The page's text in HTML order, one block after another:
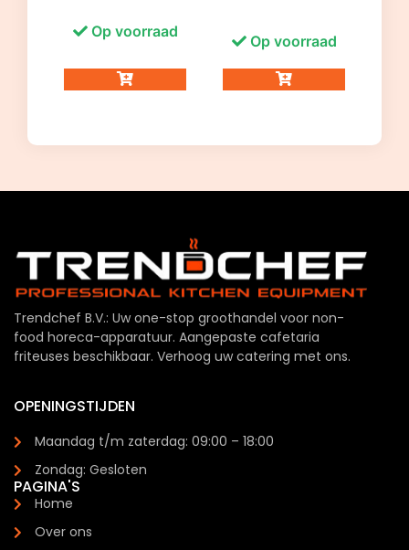
Op voorraad
Op voorraad
Trendchef B.V.: Uw one-stop groothandel voor non-
food horeca-apparatuur. Aangepaste cafetaria
friteuses beschikbaar. Verhoog uw catering met ons.
OPENINGSTIJDEN
Maandag t/m zaterdag: 09:00 – 18:00
Zondag: Gesloten
PAGINA'S
Home
Over ons